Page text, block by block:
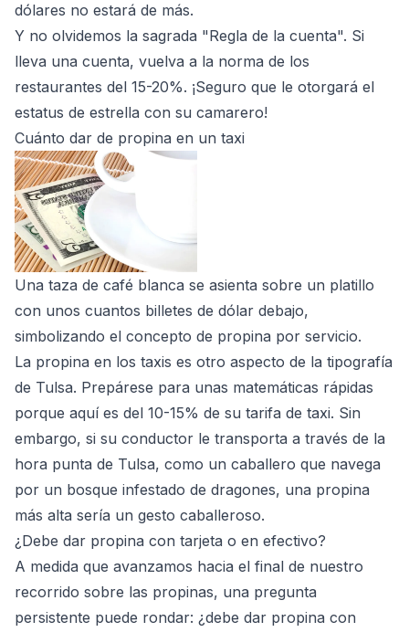
dólares no estará de más.
Y no olvidemos la sagrada "Regla de la cuenta". Si
lleva una cuenta, vuelva a la norma de los
restaurantes del 15-20%. ¡Seguro que le otorgará el
estatus de estrella con su camarero!
Cuánto dar de propina en un taxi
Una taza de café blanca se asienta sobre un platillo
con unos cuantos billetes de dólar debajo,
simbolizando el concepto de propina por servicio.
La propina en los taxis es otro aspecto de la tipografía
de Tulsa. Prepárese para unas matemáticas rápidas
porque aquí es del 10-15% de su tarifa de taxi. Sin
embargo, si su conductor le transporta a través de la
hora punta de Tulsa, como un caballero que navega
por un bosque infestado de dragones, una propina
más alta sería un gesto caballeroso.
¿Debe dar propina con tarjeta o en efectivo?
A medida que avanzamos hacia el final de nuestro
recorrido sobre las propinas, una pregunta
persistente puede rondar: ¿debe dar propina con